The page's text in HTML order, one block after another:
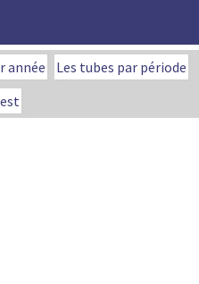
année
Les tubes par période